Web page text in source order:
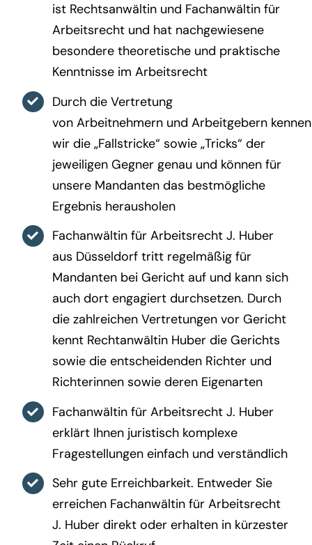
ist Rechtsanwältin und Fachanwältin für
Arbeitsrecht und hat nachgewiesene
besondere theoretische und praktische
Kenntnisse im Arbeitsrecht
Durch die Vertretung
von Arbeitnehmern und Arbeitgebern kennen
wir die „Fallstricke“ sowie „Tricks“ der
jeweiligen Gegner genau und können für
unsere Mandanten das bestmögliche
Ergebnis herausholen
Fachanwältin für Arbeitsrecht J. Huber
aus Düsseldorf tritt regelmäßig für
Mandanten bei Gericht auf und kann sich
auch dort engagiert durchsetzen. Durch
die zahlreichen Vertretungen vor Gericht
kennt Rechtanwältin Huber die Gerichts
sowie die entscheidenden Richter und
Richterinnen sowie deren Eigenarten
Fachanwältin für Arbeitsrecht J. Huber
erklärt Ihnen juristisch komplexe
Fragestellungen einfach und verständlich
Sehr gute Erreichbarkeit. Entweder Sie
erreichen Fachanwältin für Arbeitsrecht
J. Huber direkt oder erhalten in kürzester